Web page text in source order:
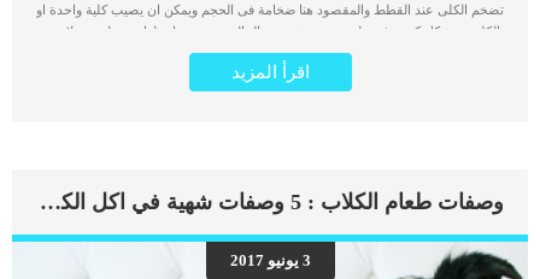
تضخم الكلى عند القطط والمقصود هنا ضخامة فى الحجم ويمكن ان يصيب كلية واحدة او
الكليتين بشكل كبير وغير طبيعى. يتم تشخيص الحالة وتحديد تفاصيلها عن طريق ملامسة
البطن أو الموجات فوق الصوتية أو الأشعة السينية. اضف الى معلوماتك انه تتأثر جميع
الأجهزة التنفسية والعصبية والهرمونية والبولية والهضمية للقطط بهذه الضخامة. بالإضافة
إلى ذلك، فإن تضخم العضلات لا يقتصر على القطط، بل يمكن أن تعاني منه الكلاب أيضًا.
المناسبة لكل حالة مرضية على حدا. اعراض وعلامات تضخم الكلى عند القطط هناك
ذلك، فإن بعض الأعراض الأكثر شيوعًا التي تظهر في القطط المصابة تشمل ما يلي:
الخمول فقدان الشهية القيء إسهال فقدان الوزن تقرحات الفم جفاف تغير لون البول
اقرأ المزيد
وصفات طعام الكلاب : 5 وصفات شهية في اكل الكلاب المنزلية
3 يونيو 2017